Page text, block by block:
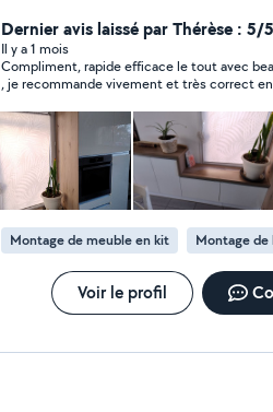
Service à la personne Etc , n'hésitez pas à me
contacter. Cordialement.
Dernier avis laissé par Thérèse : 5/5
Il y a 1 mois
Compliment, rapide efficace le tout avec
, je recommande vivement et très
Montage de meuble en kit Montage
Voir le profil